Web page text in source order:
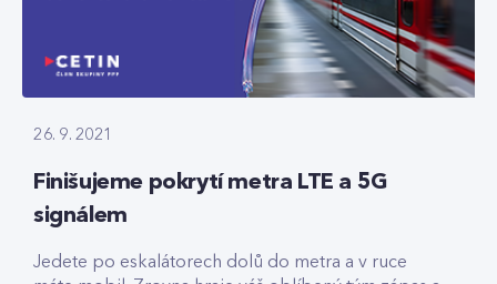
26. 9. 2021
Finišujeme pokrytí metra LTE a 5G
signálem
Jedete po eskalátorech dolů do metra a v ruce